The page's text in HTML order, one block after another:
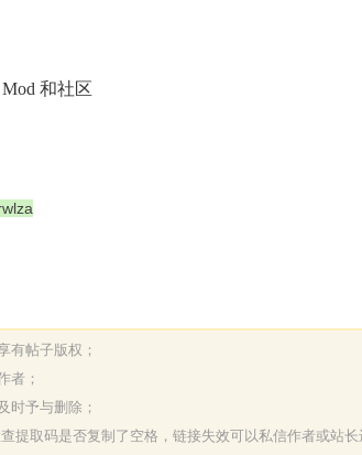
Mod 和社区
有帖子版权；
者；
时予与删除；
提取码是否复制了空格，链接失效可以私信作者或站长